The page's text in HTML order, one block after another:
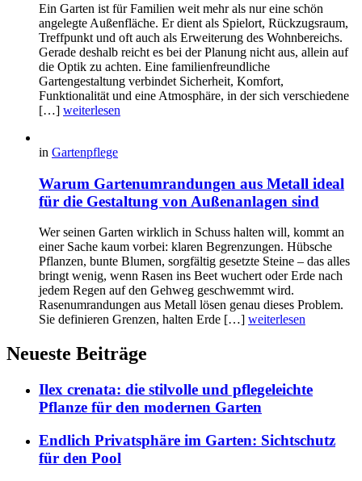
Ein Garten ist für Familien weit mehr als nur eine schön
angelegte Außenfläche. Er dient als Spielort, Rückzugsraum,
Treffpunkt und oft auch als Erweiterung des Wohnbereichs.
Gerade deshalb reicht es bei der Planung nicht aus, allein auf
die Optik zu achten. Eine familienfreundliche
Gartengestaltung verbindet Sicherheit, Komfort,
Funktionalität und eine Atmosphäre, in der sich verschiedene
[…] weiterlesen
in Gartenpflege
Warum Gartenumrandungen aus Metall ideal
für die Gestaltung von Außenanlagen sind
Wer seinen Garten wirklich in Schuss halten will, kommt an
einer Sache kaum vorbei: klaren Begrenzungen. Hübsche
Pflanzen, bunte Blumen, sorgfältig gesetzte Steine – das alles
bringt wenig, wenn Rasen ins Beet wuchert oder Erde nach
jedem Regen auf den Gehweg geschwemmt wird.
Rasenumrandungen aus Metall lösen genau dieses Problem.
Sie definieren Grenzen, halten Erde […] weiterlesen
Neueste Beiträge
Ilex crenata: die stilvolle und pflegeleichte
Pflanze für den modernen Garten
Endlich Privatsphäre im Garten: Sichtschutz
für den Pool